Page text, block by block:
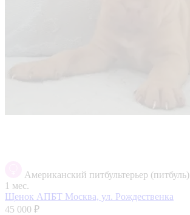
Американский питбультерьер (питбуль)
1 мес.
Щенок АПБТ Москва, ул. Рождественка
45 000 ₽